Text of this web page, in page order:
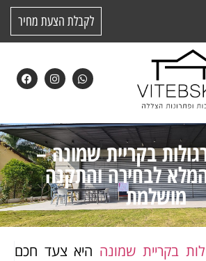
לקבלת הצעת מחיר
בקריית שמונה –
לבחירה והתקנה
מושלמת
בקריית שמונה היא צעד חכם